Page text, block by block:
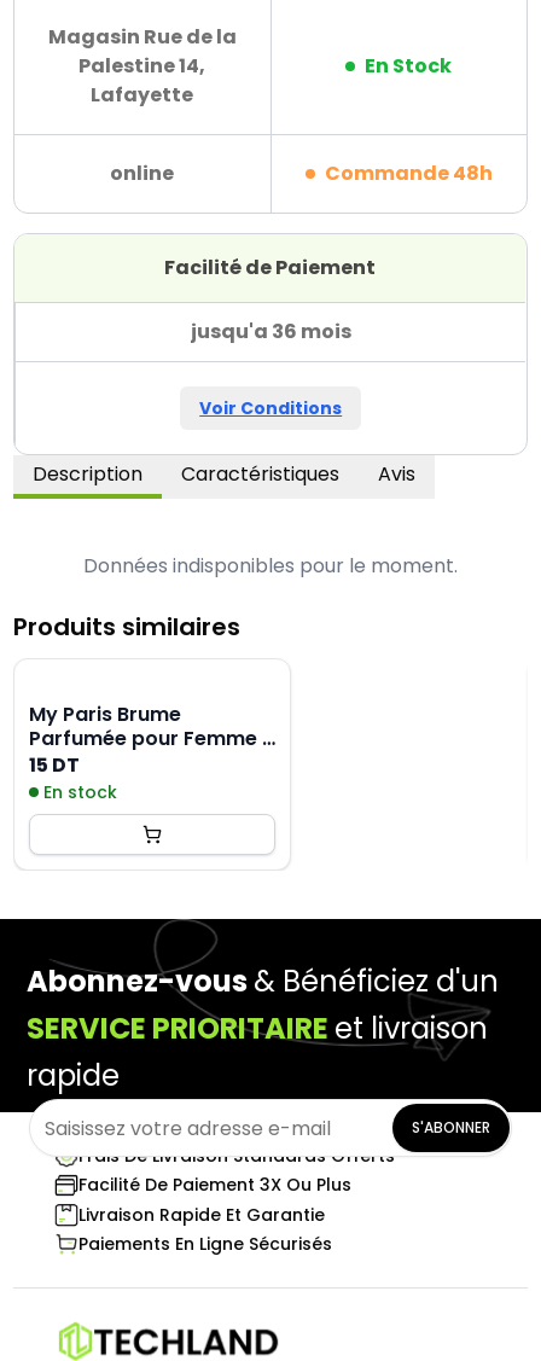
Magasin Rue de la
Palestine 14,
Lafayette
En Stock
online Commande 48h
Facilité de Paiement
jusqu'a 36 mois
Voir Conditions
Description Caractéristiques Avis
Données indisponibles pour le moment.
Produits similaires
My Paris Brume
Parfumée pour Femme -
250ML
15 DT
En stock
Abonnez-vous& Bénéficiez d'un
SERVICE PRIORITAIRE et livraison
rapide
S'ABONNER
Frais De Livraison Standards Offerts
Facilité De Paiement 3X Ou Plus
Livraison Rapide Et Garantie
Paiements En Ligne Sécurisés